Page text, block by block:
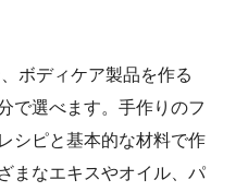
ボディケア製品を作る
で選べます。手作りのフ
シピと基本的な材料で作
まなエキスやオイル、パ